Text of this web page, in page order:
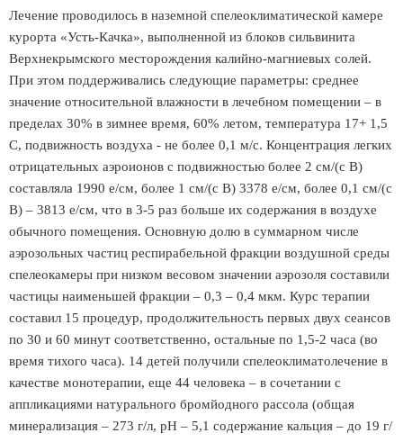
Лечение проводилось в наземной спелеоклиматической камере
курорта «Усть-Качка», выполненной из блоков сильвинита
Верхнекрымского месторождения калийно-магниевых солей.
При этом поддерживались следующие параметры: среднее
значение относительной влажности в лечебном помещении – в
пределах 30% в зимнее время, 60% летом, температура 17+ 1,5
С, подвижность воздуха - не более 0,1 м/с. Концентрация легких
отрицательных аэроионов с подвижностью более 2 см/(с В)
составляла 1990 е/см, более 1 см/(с В) 3378 е/см, более 0,1 см/(с
В) – 3813 е/см, что в 3-5 раз больше их содержания в воздухе
обычного помещения. Основную долю в суммарном числе
аэрозольных частиц респирабельной фракции воздушной среды
спелеокамеры при низком весовом значении аэрозоля составили
частицы наименьшей фракции – 0,3 – 0,4 мкм. Курс терапии
составил 15 процедур, продолжительность первых двух сеансов
по 30 и 60 минут соответственно, остальные по 1,5-2 часа (во
время тихого часа). 14 детей получили спелеоклиматолечение в
качестве монотерапии, еще 44 человека – в сочетании с
аппликациями натурального бромйодного рассола (общая
минерализация – 273 г/л, рН – 5,1 содержание кальция – до 19 г/